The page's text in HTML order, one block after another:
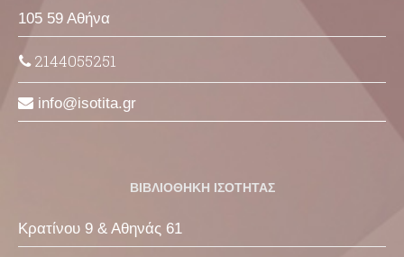
105 59 Αθήνα
2144055251
info isotita gr
ΒΙΒΛΙΟΘΗΚΗ ΙΣΟΤΗΤΑΣ
Κρατίνου 9 & Αθηνάς 61